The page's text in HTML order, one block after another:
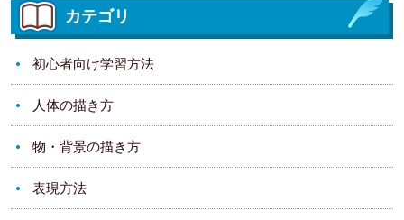
カテゴリ
初心者向け学習方法
人体の描き方
物・背景の描き方
表現方法